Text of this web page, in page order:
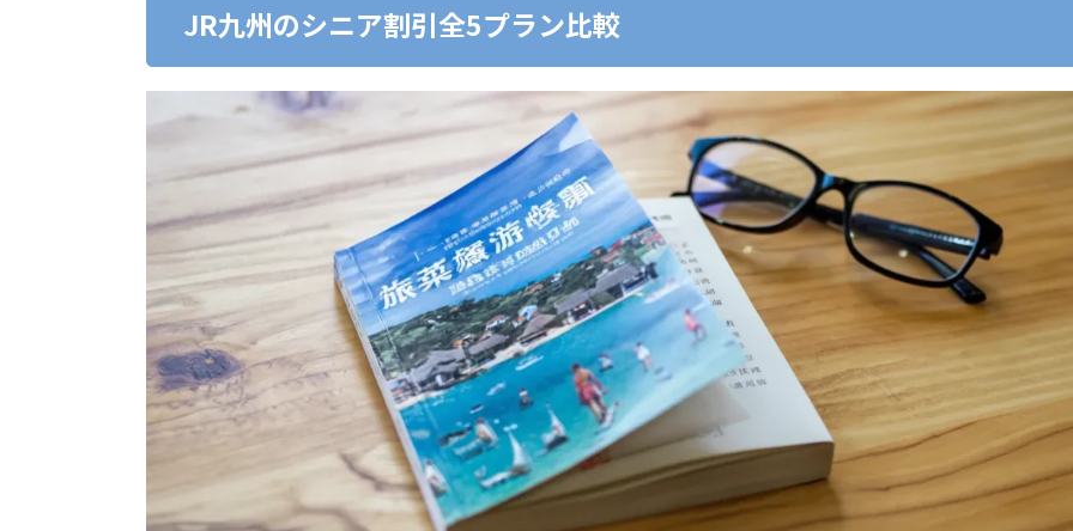
JR九州のシニア割引全5プラン比較